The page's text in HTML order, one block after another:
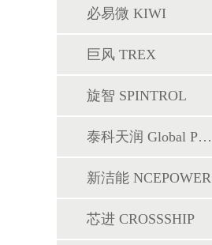
必易微 KIWI
巨风 TREX
旋智 SPINTROL
泰科天润 Global Power
新洁能 NCEPOWER
芯进 CROSSSHIP